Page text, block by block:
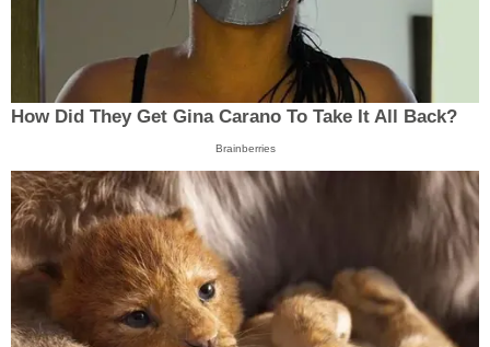
How Did They Get Gina Carano To Take It All Back?
Brainberries